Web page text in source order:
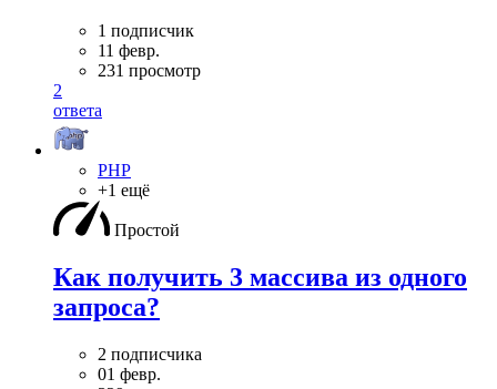
1 подписчик
11 февр.
231 просмотр
2
ответа
PHP
+1 ещё
Простой
Как получить 3 массива из одного
запроса?
2 подписчика
01 февр.